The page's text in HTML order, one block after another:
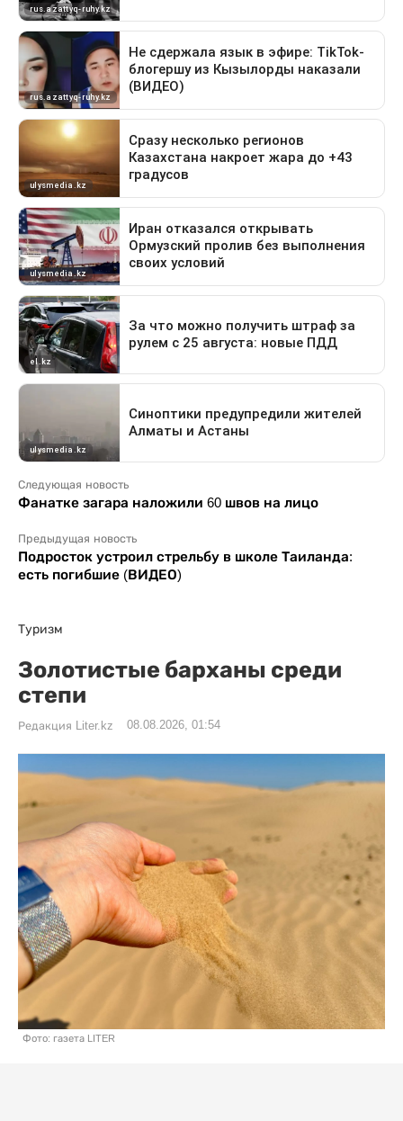
Следующая новость
Фанатке загара наложили 60 швов на лицо
Предыдущая новость
Подросток устроил стрельбу в школе Таиланда:
есть погибшие (ВИДЕО)
Туризм
Золотистые барханы среди
степи
Редакция Liter.kz 08.08.2026, 01:54
Фото: газета LITER